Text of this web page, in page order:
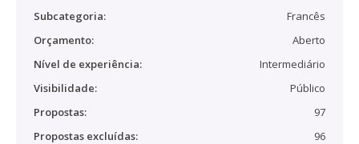
Subcategoria:
Francês
Orçamento:
Aberto
Nível de experiência:
Intermediário
Visibilidade:
Público
Propostas:
97
Propostas excluídas:
96